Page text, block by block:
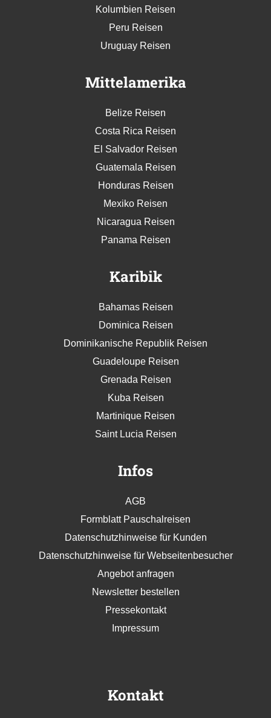
Kolumbien Reisen
Peru Reisen
Uruguay Reisen
Mittelamerika
Belize Reisen
Costa Rica Reisen
El Salvador Reisen
Guatemala Reisen
Honduras Reisen
Mexiko Reisen
Nicaragua Reisen
Panama Reisen
Karibik
Bahamas Reisen
Dominica Reisen
Dominikanische Republik Reisen
Guadeloupe Reisen
Grenada Reisen
Kuba Reisen
Martinique Reisen
Saint Lucia Reisen
Infos
AGB
Formblatt Pauschalreisen
Datenschutzhinweise für Kunden
Datenschutzhinweise für Webseitenbesucher
Angebot anfragen
Newsletter bestellen
Pressekontakt
Impressum
Kontakt